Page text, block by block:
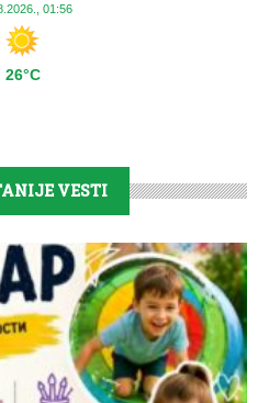
01:56
26°C
VESTI